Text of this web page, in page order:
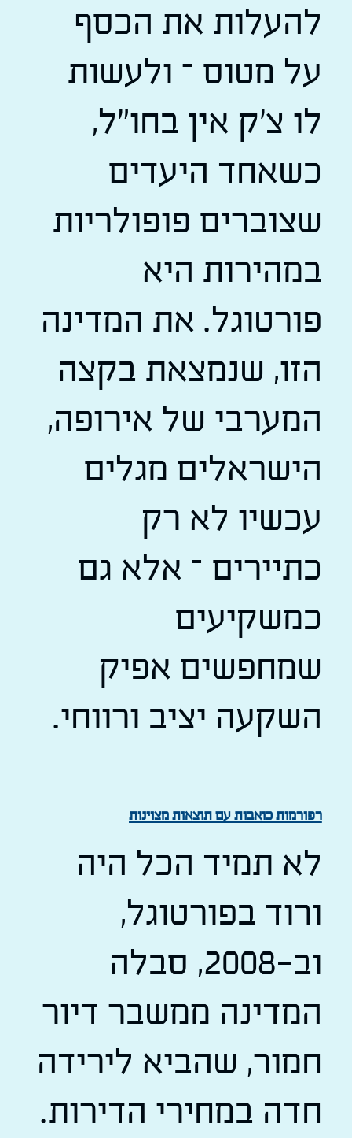
להעלות את הכסף
על מטוס – ולעשות
לו צ'ק אין בחו"ל,
כשאחד היעדים
שצוברים פופולריות
במהירות היא
פורטוגל. את המדינה
הזו, שנמצאת בקצה
המערבי של אירופה,
הישראלים מגלים
עכשיו לא רק
כתיירים – אלא גם
כמשקיעים
שמחפשים אפיק
השקעה יציב ורווחי.
רפורמות כואבות עם תוצאות מצוינות
לא תמיד הכל היה
ורוד בפורטוגל,
וב-2008, סבלה
המדינה ממשבר דיור
חמור, שהביא לירידה
חדה במחירי הדירות.